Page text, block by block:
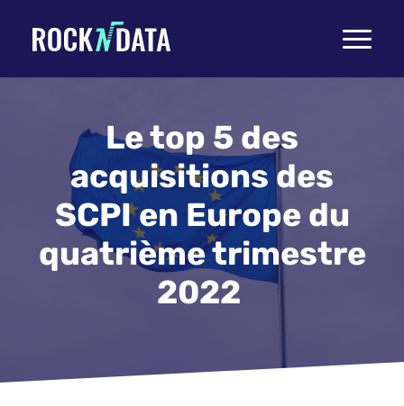
Toggle
Le top 5 des
acquisitions des
SCPI en Europe du
quatrième trimestre
2022